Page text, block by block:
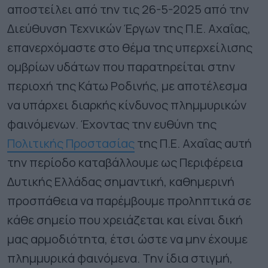
αποστείλει από την τις 26-5-2025 από την
Διεύθυνση Τεχνικών Έργων της Π.Ε. Αχαΐας,
επανερχόμαστε στο θέμα της υπερχείλισης
ομβρίων υδάτων που παρατηρείται στην
περιοχή της Κάτω Ροδινής, με αποτέλεσμα
να υπάρχει διαρκής κίνδυνος πλημμυρικών
φαινόμενων. Έχοντας την ευθύνη της
Πολιτικής Προστασίαςτης Π.Ε. Αχαΐας αυτή
την περίοδο καταβάλλουμε ως Περιφέρεια
Δυτικής Ελλάδας σημαντική, καθημερινή
προσπάθεια να παρέμβουμε προληπτικά σε
κάθε σημείο που χρειάζεται και είναι δική
μας αρμοδιότητα, έτσι ώστε να μην έχουμε
πλημμυρικά φαινόμενα. Την ίδια στιγμή,